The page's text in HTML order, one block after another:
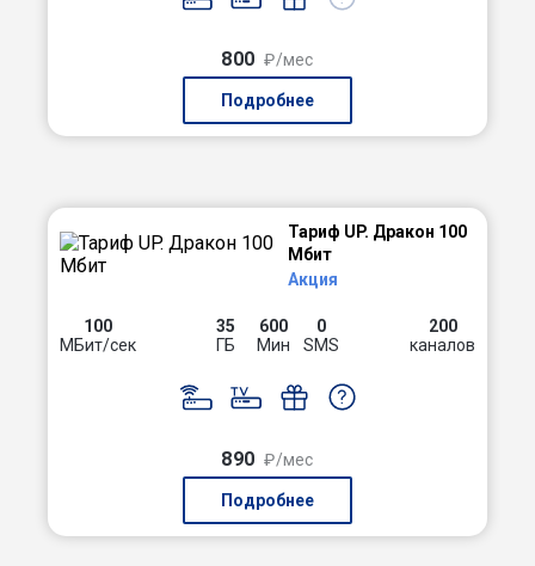
800 ₽/мес
Подробнее
Тариф UP. Дракон 100
Мбит
Акция
100
МБит/сек
35
ГБ
600
Мин
0
SMS
200
каналов
890 ₽/мес
Подробнее